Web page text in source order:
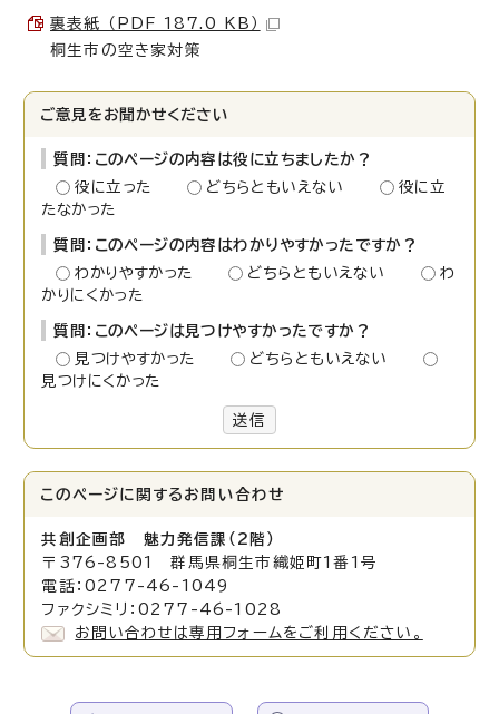
裏表紙 （PDF 187.0 KB）
桐生市の空き家対策
ご意見をお聞かせください
質問：このページの内容は役に立ちましたか？
役に立った
どちらともいえない
役に立
たなかった
質問：このページの内容はわかりやすかったですか？
わかりやすかった
どちらともいえない
わ
かりにくかった
質問：このページは見つけやすかったですか？
見つけやすかった
どちらともいえない
見つけにくかった
送信
このページに関する お問い合わせ
共創企画部 魅力発信課（2階）
〒376-8501 群馬県桐生市織姫町1番1号
電話：0277-46-1049
ファクシミリ：0277-46-1028
お問い合わせは専用フォームをご利用ください。